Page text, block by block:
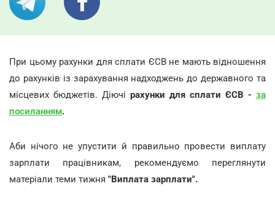
При цьому рахунки для сплати ЄСВ не мають відношення
до рахунків із зарахування надходжень до державного та
місцевих бюджетів. Діючі рахунки для сплати ЄСВ - за
посиланням.
Аби нічого не упустити й правильно провести виплату
зарплати працівникам, рекомендуємо переглянути
матеріали теми тижня "Виплата зарплати".